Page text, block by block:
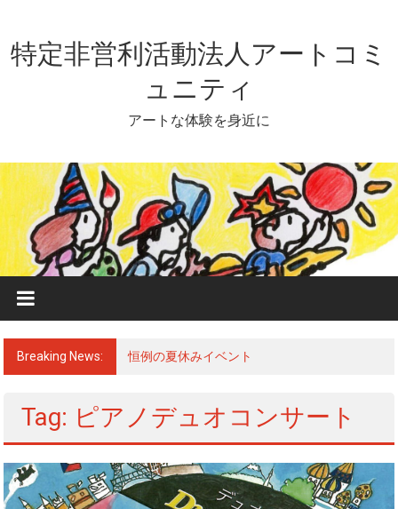
content
特定非営利活動法人アートコミ
ュニティ
アートな体験を身近に
Breaking News: 恒例の夏休みイベント
Tag: ピアノデュオコンサート